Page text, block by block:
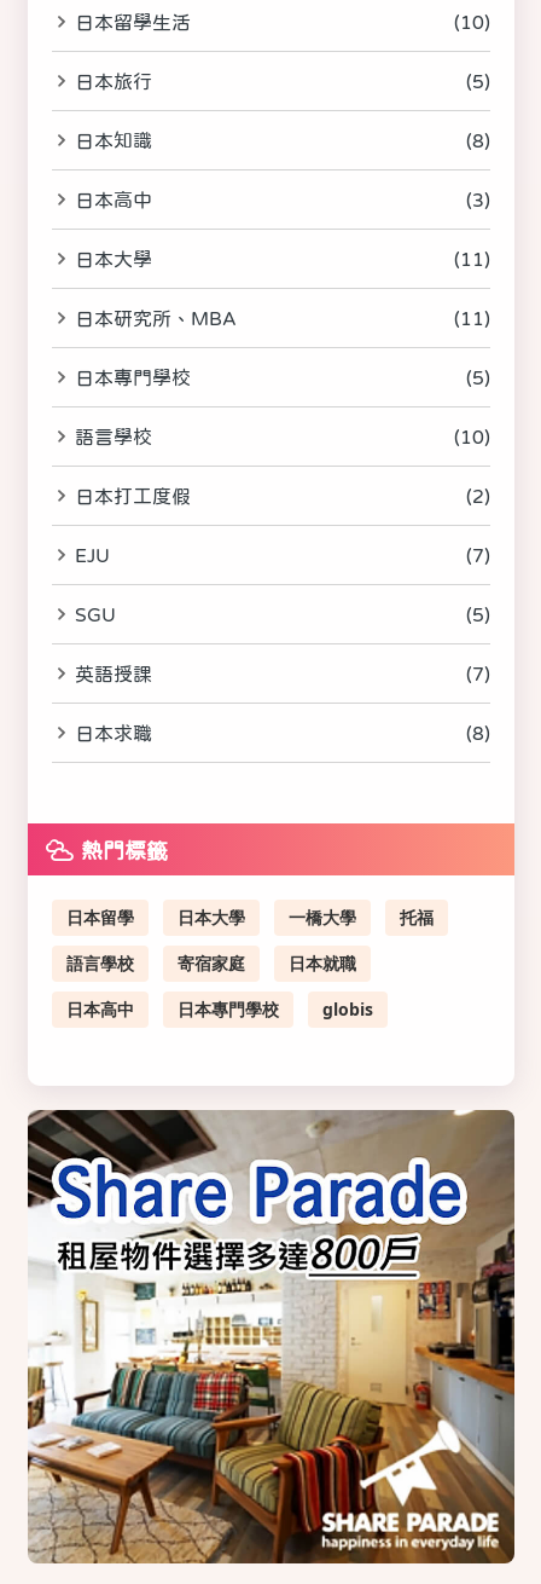
日本留學生活 (10)
日本旅行 (5)
日本知識 (8)
日本高中 (3)
日本大學 (11)
日本研究所、MBA (11)
日本專門學校 (5)
語言學校 (10)
日本打工度假 (2)
EJU (7)
SGU (5)
英語授課 (7)
日本求職 (8)
熱門標籤
日本留學 日本大學 一橋大學
托福
語言學校
寄宿家庭
日本就職
日本高中
日本專門學校 globis